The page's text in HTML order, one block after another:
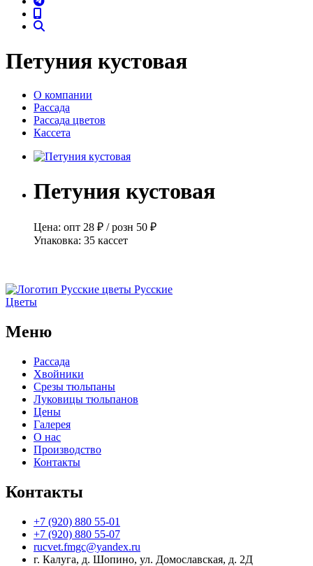
Петуния кустовая
О компании
Рассада
Рассада цветов
Кассета
Петуния кустовая
Цена: опт 28 ₽ /розн 50 ₽
Упаковка: 35 кассет
Русские
Цветы
Меню
Рассада
Хвойники
Срезы тюльпаны
Луковицы тюльпанов
Цены
Галерея
О нас
Производство
Контакты
Контакты
+7 (920) 880 55-01
+7 (920) 880 55-07
rucvet.fmgc@yandex.ru
г. Калуга, д. Шопино, ул. Домославская, д. 2Д